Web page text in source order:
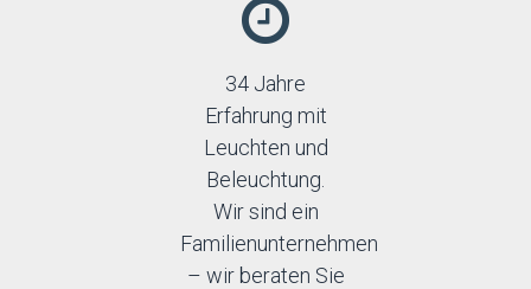
34 Jahre
Erfahrung mit
Leuchten und
Beleuchtung.
Wir sind ein
Familienunternehmen
– wir beraten Sie